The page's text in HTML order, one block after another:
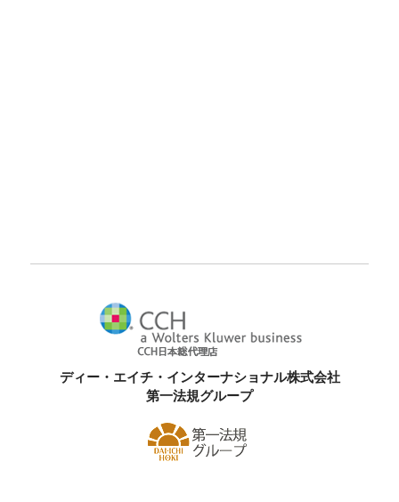
ディー・エイチ・インターナショナル株式会社
第一法規グループ